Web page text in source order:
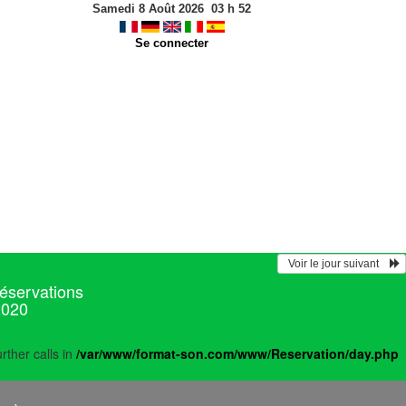
Samedi 8 Août 2026 03 h 52
Se connecter
  Voir le jour suivant
calls in /var/www/format-son.com/www/Reservation/day.php